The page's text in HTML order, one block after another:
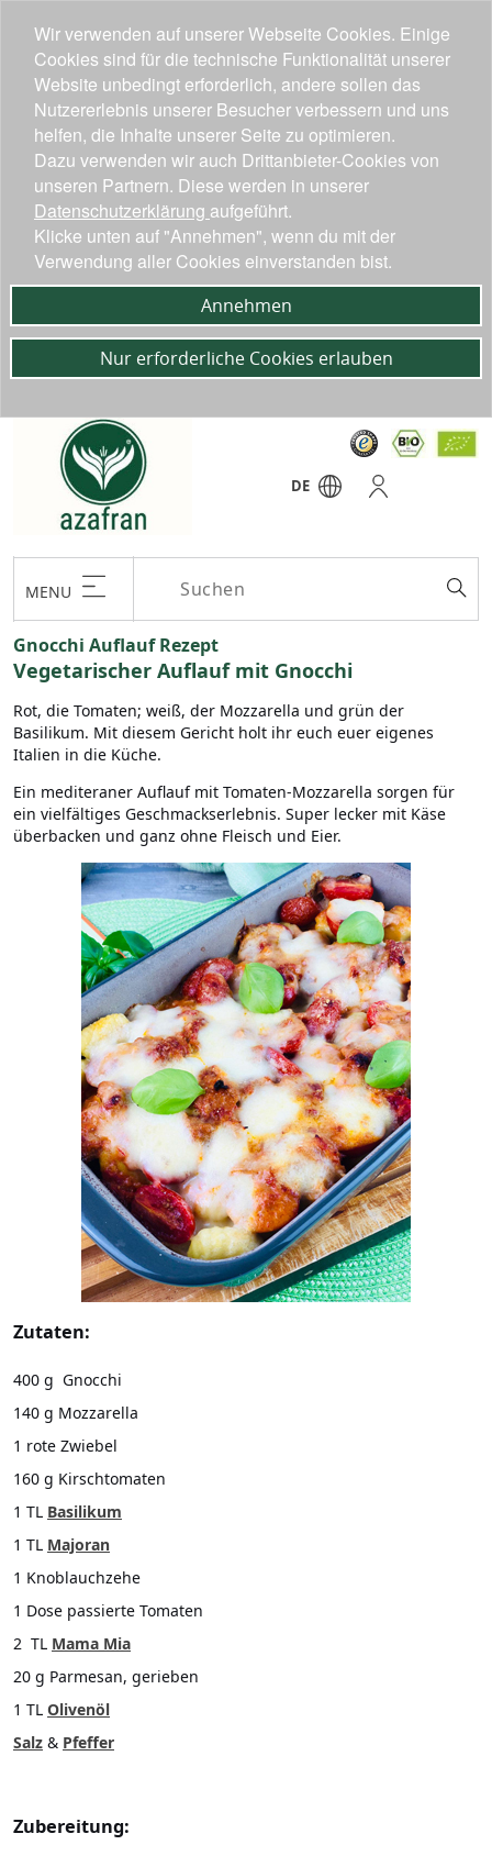
DE
MENU
Gnocchi Auflauf Rezept
Vegetarischer Auflauf mit Gnocchi
Rot, die Tomaten; weiß, der Mozzarella und grün der
Basilikum. Mit diesem Gericht holt ihr euch euer eigenes
Italien in die Küche.
Ein mediteraner Auflauf mit Tomaten-Mozzarella sorgen für
ein vielfältiges Geschmackserlebnis. Super lecker mit Käse
überbacken und ganz ohne Fleisch und Eier.
Zutaten:
400 g Gnocchi
140 g Mozzarella
1 rote Zwiebel
160 g Kirschtomaten
1 TL Basilikum
1 TL Majoran
1 Knoblauchzehe
1 Dose passierte Tomaten
2 TL Mama Mia
20 g Parmesan, gerieben
1 TL Olivenöl
Salz & Pfeffer
Zubereitung:
Wir verwenden auf unserer Webseite Cookies. Einige
Cookies sind für die technische Funktionalität unserer
Website unbedingt erforderlich, andere sollen das
Nutzererlebnis unserer Besucher verbessern und uns
helfen, die Inhalte unserer Seite zu optimieren.
Dazu verwenden wir auch Drittanbieter-Cookies von
unseren Partnern. Diese werden in unserer
Datenschutzerklärung aufgeführt.
Klicke unten auf "Annehmen", wenn du mit der
Verwendung aller Cookies einverstanden bist.
Annehmen
Nur erforderliche Cookies erlauben